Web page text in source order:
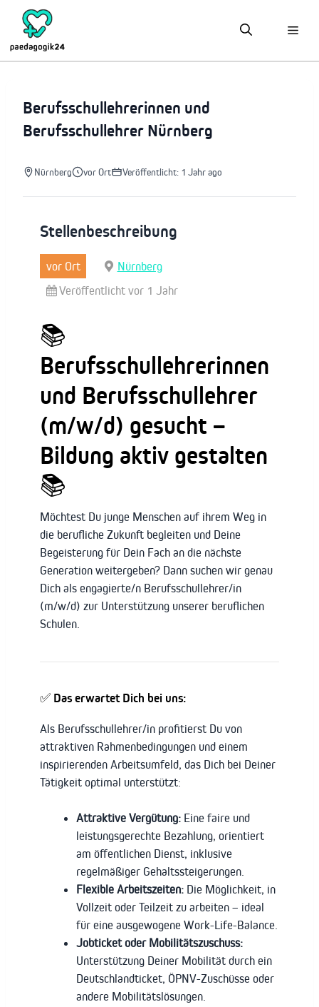
Inhalt
springen
Berufsschullehrerinnen und
Berufsschullehrer Nürnberg
Nürnberg vor Ort Veröffentlicht: 1 Jahr ago
Stellenbeschreibung
vor Ort
Nürnberg
Veröffentlicht vor 1 Jahr
📚
Berufsschullehrerinnen
und Berufsschullehrer
(m/w/d) gesucht –
Bildung aktiv gestalten
📚
Möchtest Du junge Menschen auf ihrem Weg in
die berufliche Zukunft begleiten und Deine
Begeisterung für Dein Fach an die nächste
Generation weitergeben? Dann suchen wir genau
Dich als engagierte/n Berufsschullehrer/in
(m/w/d) zur Unterstützung unserer beruflichen
Schulen.
✅ Das erwartet Dich bei uns:
Als Berufsschullehrer/in profitierst Du von
attraktiven Rahmenbedingungen und einem
inspirierenden Arbeitsumfeld, das Dich bei Deiner
Tätigkeit optimal unterstützt:
Attraktive Vergütung: Eine faire und
leistungsgerechte Bezahlung, orientiert
am öffentlichen Dienst, inklusive
regelmäßiger Gehaltssteigerungen.
Flexible Arbeitszeiten: Die Möglichkeit, in
Vollzeit oder Teilzeit zu arbeiten – ideal
für eine ausgewogene Work-Life-Balance.
Jobticket oder Mobilitätszuschuss:
Unterstützung Deiner Mobilität durch ein
Deutschlandticket, ÖPNV-Zuschüsse oder
andere Mobilitätslösungen.